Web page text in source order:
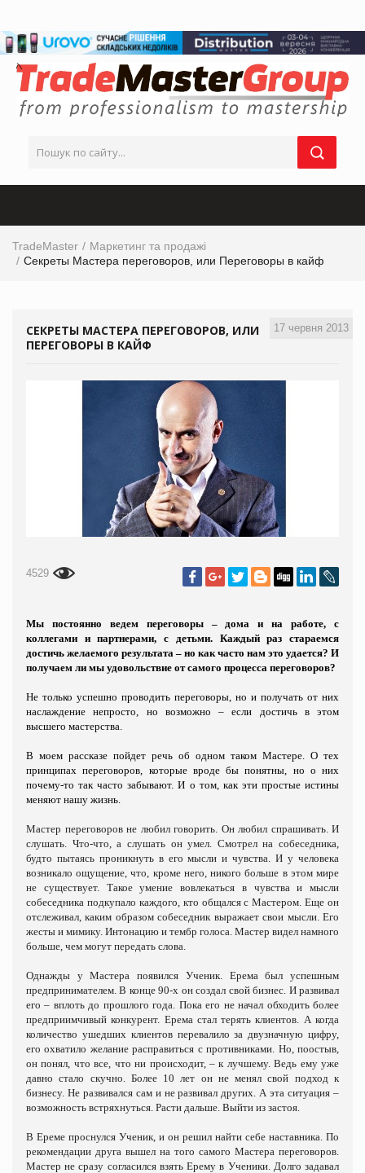
TradeMaster
Маркетинг та продажі
Секреты Мастера переговоров, или Переговоры в кайф
17 червня 2013
СЕКРЕТЫ МАСТЕРА ПЕРЕГОВОРОВ, ИЛИ
ПЕРЕГОВОРЫ В КАЙФ
4529
Мы постоянно ведем переговоры – дома и на работе, с
коллегами и партнерами, с детьми. Каждый раз стараемся
достичь желаемого результата – но как часто нам это удается? И
получаем ли мы удовольствие от самого процесса переговоров?
Не только успешно проводить переговоры, но и получать от них
наслаждение непросто, но возможно – если достичь в этом
высшего мастерства.
В моем рассказе пойдет речь об одном таком Мастере. О тех
принципах переговоров, которые вроде бы понятны, но о них
почему-то так часто забывают. И о том, как эти простые истины
меняют нашу жизнь.
Мастер переговоров не любил говорить. Он любил спрашивать. И
слушать. Что-что, а слушать он умел. Смотрел на собеседника,
будто пытаясь проникнуть в его мысли и чувства. И у человека
возникало ощущение, что, кроме него, никого больше в этом мире
не существует. Такое умение вовлекаться в чувства и мысли
собеседника подкупало каждого, кто общался с Мастером. Еще он
отслеживал, каким образом собеседник выражает свои мысли. Его
жесты и мимику. Интонацию и тембр голоса. Мастер видел намного
больше, чем могут передать слова.
Однажды у Мастера появился Ученик. Ерема был успешным
предпринимателем. В конце 90-х он создал свой бизнес. И развивал
его – вплоть до прошлого года. Пока его не начал обходить более
предприимчивый конкурент. Ерема стал терять клиентов. А когда
количество ушедших клиентов перевалило за двузначную цифру,
его охватило желание расправиться с противниками. Но, поостыв,
он понял, что все, что ни происходит, – к лучшему. Ведь ему уже
давно стало скучно. Более 10 лет он не менял свой подход к
бизнесу. Не развивался сам и не развивал других. А эта ситуация –
возможность встряхнуться. Расти дальше. Выйти из застоя.
В Ереме проснулся Ученик, и он решил найти себе наставника. По
рекомендации друга вышел на того самого Мастера переговоров.
Мастер не сразу согласился взять Ерему в Ученики. Долго задавал